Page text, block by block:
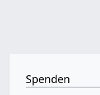
Spenden